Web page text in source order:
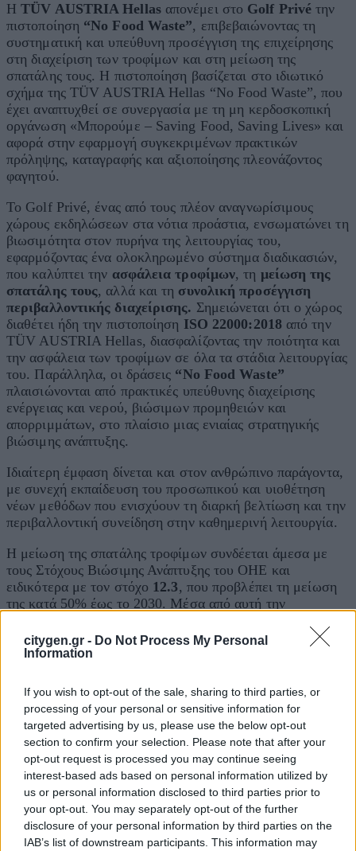
citygen.gr - Do Not Process My Personal
Information
If you wish to opt-out of the sale, sharing to third parties, or
processing of your personal or sensitive information for
targeted advertising by us, please use the below opt-out
section to confirm your selection. Please note that after your
opt-out request is processed you may continue seeing
interest-based ads based on personal information utilized by
us or personal information disclosed to third parties prior to
your opt-out. You may separately opt-out of the further
disclosure of your personal information by third parties on the
IAB’s list of downstream participants. This information may
ΗTÜV AUSTRIA Hellasαπονέμει στο Golf Privéτην
πιστοποίηση “No Food Waste”, επιβεβαιώνοντας τη
συστηματική και υπεύθυνη προσέγγιση της επιχείρησης
στη διαχείριση των τροφίμων και στη μείωση της
σπατάλης τους. Η πιστοποίηση βασίζεται στο ιδιωτικό
σχήμα της TÜV AUSTRIA Hellas “No Food Waste”, που
έχει αναπτυχθεί σε συνεργασία με τη μη κερδοσκοπική
οργάνωση «Μπορούμε – Saving Food, Saving Lives» και
αφορά στην εφαρμογή συγκεκριμένων πρακτικών
πρόληψης, καταγραφής και αξιοποίησης πλεονάζοντος
φαγητού.
Το Golf Privé, ένας από τους πλέον αναγνωρίσιμους
χώρους εκδηλώσεων στα νότια προάστια, ενσωματώνει τη
βιωσιμότητα στον πυρήνα της λειτουργίας του,
εφαρμόζοντας ένα ολοκληρωμένο σύστημα διαδικασιών,
που καλύπτει την ασφάλεια τροφίμων, τη μείωση της
σπατάλης τους, αλλά και τη συνολική προσέγγιση
περιβαλλοντικής διαχείρισης. Σημειώνεται ότι ο χώρος
διαθέτει ήδη την πιστοποίηση ISO 22000:2018από την
TÜV AUSTRIA Hellas, διασφαλίζοντας την ποιότητα και
την ασφάλεια των τροφίμων σε όλα τα στάδια λειτουργίας
του. Παράλληλα, οι δράσεις “No Food Waste”
πλαισιώνονται από πρακτικές υπεύθυνης διαχείρισης
ενέργειας και νερού, βιώσιμων προμηθειών και
απορριμμάτων, στο πλαίσιο μιας ενιαίας στρατηγικής
βιώσιμης ανάπτυξης.
Ιδιαίτερη έμφαση δίνεται και στον ανθρώπινο παράγοντα,
με συνεχή εκπαίδευση του προσωπικού και υιοθέτηση
νέων μεθόδων που ενισχύουν τη διαρκή βελτίωση και την
περιβαλλοντική συνείδηση στην καθημερινή λειτουργία.
Η μείωση της σπατάλης τροφίμων συνδέεται άμεσα με
τους Στόχους Βιώσιμης Ανάπτυξης του ΟΗΕ και
ειδικότερα με τον στόχο 12.3, που προβλέπει τη μείωση
της κατά 50% έως το 2030. Μέσα από αυτή την
τις διεθνείς αυτές κατευθύνσεις.
Products Certification Division της T ÜV
AUSTRIA
Hellas
, δήλωσε:
«Η πιστοποίηση “No Food Waste”
αναδεικνύει τη σημασία της ουσιαστικής δέσμευσης των
επιχειρήσεων στον υπεύθυνο χειρισμό της σπατάλης των
τροφίμων. Το Golf Privé εφαρμόζει στην πράξη ένα
ολοκληρωμένο σύστημα, που συνδυάζει την ασφάλεια
τροφίμων, τη μείωση της σπατάλης τους και τη βιώσιμη
λειτουργία της επιχείρησης, σύμφωνα με διεθνή πρότυπα
και μετρήσιμα αποτελέσματα. Η TÜV AUSTRIA στηρίζει
και πιστοποιεί πρωτοβουλίες που δημιουργούν πραγματικό